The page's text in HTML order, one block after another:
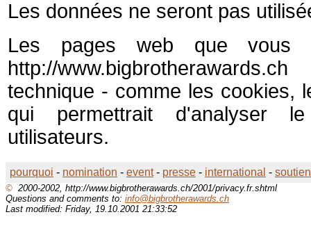
Les données ne seront pas
Les pages web que vous
http://
technique - comme les cookies,
qui permettrait d'analyser
utilisateurs.
pourquoi - nomination - event- presse - international - soutien
© 2000-2002, http://www.bigbrotherawards.ch/2001/privacy.fr.shtml
Questions and comments to: info@bigbrotherawards.ch
Last modified: Friday, 19.10.2001 21:33:52